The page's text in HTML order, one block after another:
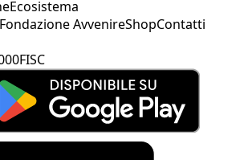
Ecosistema
Fondazione AvvenireShopContatti
FISC